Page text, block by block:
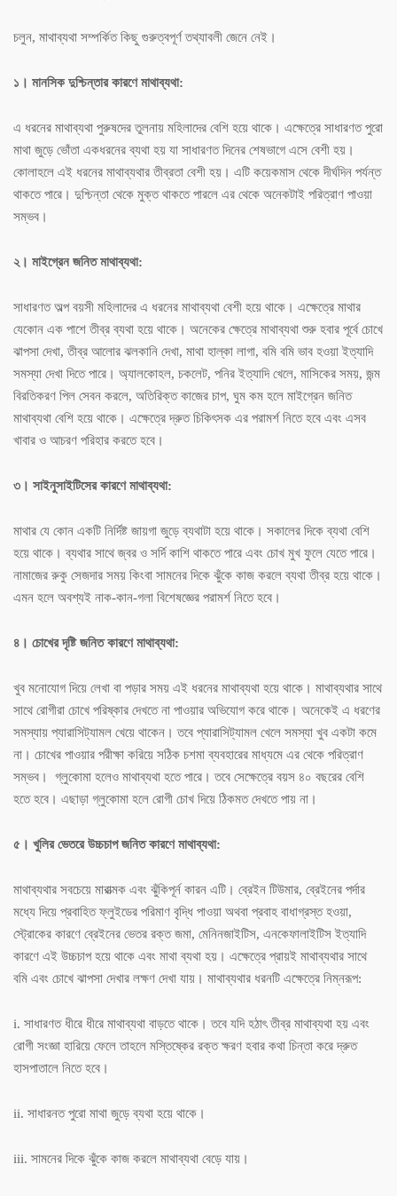
চলুন, মাথাব্যথা সম্পর্কিত কিছু গুরুত্বপূর্ণ তথ্যাবলী জেনে নেই।
১। মানসিক দুশ্চিন্তার কারণে মাথাব্যথা:
এ ধরনের মাথাব্যথা পুরুষদের তুলনায় মহিলাদের বেশি হয়ে থাকে। এক্ষেত্রে সাধারণত পুরো
মাথা জুড়ে ভোঁতা একধরনের ব্যথা হয় যা সাধারণত দিনের শেষভাগে এসে বেশী হয়।
কোলাহলে এই ধরনের মাথাব্যথার তীব্রতা বেশী হয়। এটি কয়েকমাস থেকে দীর্ঘদিন পর্যন্ত
থাকতে পারে। দুশ্চিন্তা থেকে মুক্ত থাকতে পারলে এর থেকে অনেকটাই পরিত্রাণ পাওয়া
সম্ভব।
২। মাইগ্রেন জনিত মাথাব্যথা:
সাধারণত অল্প বয়সী মহিলাদের এ ধরনের মাথাব্যথা বেশী হয়ে থাকে। এক্ষেত্রে মাথার
যেকোন এক পাশে তীব্র ব্যথা হয়ে থাকে। অনেকের ক্ষেত্রে মাথাব্যথা শুরু হবার পূর্বে চোখে
ঝাপসা দেখা, তীব্র আলোর ঝলকানি দেখা, মাথা হাল্কা লাগা, বমি বমি ভাব হওয়া ইত্যাদি
সমস্যা দেখা দিতে পারে। অ্যালকোহল, চকলেট, পনির ইত্যাদি খেলে, মাসিকের সময়, জন্ম
বিরতিকরণ পিল সেবন করলে, অতিরিক্ত কাজের চাপ, ঘুম কম হলে মাইগ্রেন জনিত
মাথাব্যথা বেশি হয়ে থাকে। এক্ষেত্রে দ্রুত চিকিৎসক এর পরামর্শ নিতে হবে এবং এসব
খাবার ও আচরণ পরিহার করতে হবে।
৩। সাইনুসাইটিসের কারণে মাথাব্যথা:
মাথার যে কোন একটি নির্দিষ্ট জায়গা জুড়ে ব্যথাটা হয়ে থাকে। সকালের দিকে ব্যথা বেশি
হয়ে থাকে। ব্যথার সাথে জ্বর ও সর্দি কাশি থাকতে পারে এবং চোখ মুখ ফুলে যেতে পারে।
নামাজের রুকু সেজদার সময় কিংবা সামনের দিকে ঝুঁকে কাজ করলে ব্যথা তীব্র হয়ে থাকে।
এমন হলে অবশ্যই নাক-কান-গলা বিশেষজ্ঞের পরামর্শ নিতে হবে।
৪। চোখের দৃষ্টি জনিত কারণে মাথাব্যথা:
খুব মনোযোগ দিয়ে লেখা বা পড়ার সময় এই ধরনের মাথাব্যথা হয়ে থাকে। মাথাব্যথার সাথে
সাথে রোগীরা চোখে পরিষ্কার দেখতে না পাওয়ার অভিযোগ করে থাকে। অনেকেই এ ধরণের
সমস্যায় প্যারাসিট্যামল খেয়ে থাকেন। তবে প্যারাসিট্যামল খেলে সমস্যা খুব একটা কমে
না। চোখের পাওয়ার পরীক্ষা করিয়ে সঠিক চশমা ব্যবহারের মাধ্যমে এর থেকে পরিত্রাণ
সম্ভব। গ্লুকোমা হলেও মাথাব্যথা হতে পারে। তবে সেক্ষেত্রে বয়স ৪০ বছরের বেশি
হতে হবে। এছাড়া গ্লুকোমা হলে রোগী চোখ দিয়ে ঠিকমত দেখতে পায় না।
৫। খুলির ভেতরে উচ্চচাপ জনিত কারণে মাথাব্যথা:
মাথাব্যথার সবচেয়ে মারাত্মক এবং ঝুঁকিপূর্ন কারন এটি। ব্রেইন টিউমার, ব্রেইনের পর্দার
মধ্যে দিয়ে প্রবাহিত ফ্লুইডের পরিমাণ বৃদ্ধি পাওয়া অথবা প্রবাহ বাধাগ্রস্ত হওয়া,
স্ট্রোকের কারণে ব্রেইনের ভেতর রক্ত জমা, মেনিনজাইটিস, এনকেফালাইটিস ইত্যাদি
কারণে এই উচ্চচাপ হয়ে থাকে এবং মাথা ব্যথা হয়। এক্ষেত্রে প্রায়ই মাথাব্যথার সাথে
বমি এবং চোখে ঝাপসা দেখার লক্ষণ দেখা যায়। মাথাব্যথার ধরনটি এক্ষেত্রে নিম্নরূপ:
i. সাধারণত ধীরে ধীরে মাথাব্যথা বাড়তে থাকে। তবে যদি হঠাৎ তীব্র মাথাব্যথা হয় এবং
রোগী সংজ্ঞা হারিয়ে ফেলে তাহলে মস্তিষ্কের রক্ত ক্ষরণ হবার কথা চিন্তা করে দ্রুত
হাসপাতালে নিতে হবে।
ii. সাধারনত পুরো মাথা জুড়ে ব্যথা হয়ে থাকে।
iii. সামনের দিকে ঝুঁকে কাজ করলে মাথাব্যথা বেড়ে যায়।